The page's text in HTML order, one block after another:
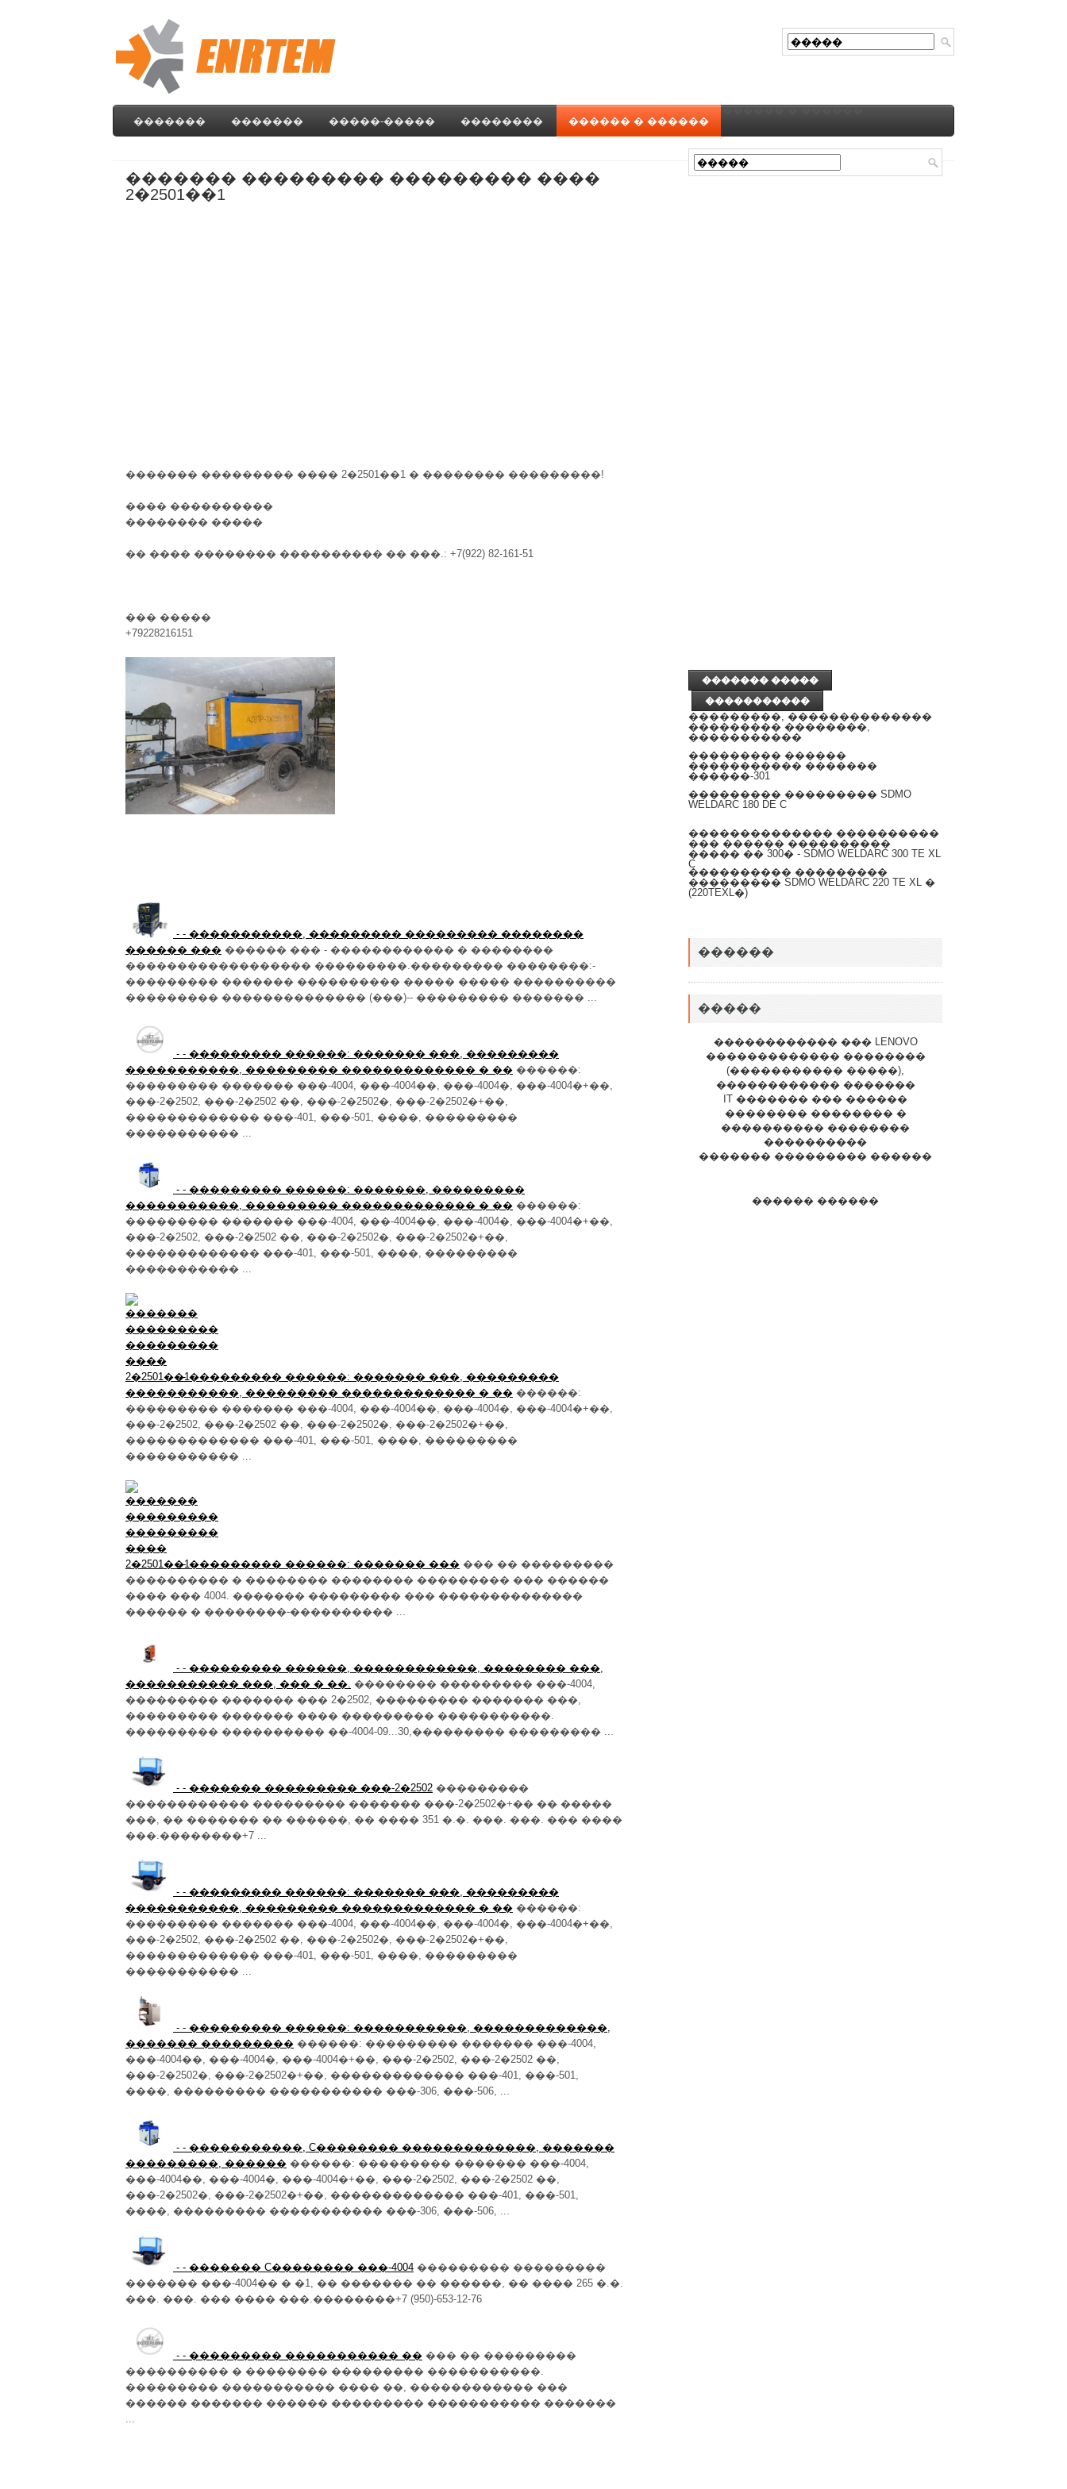
������� ������� �����-����� �������� ������ � ������
������ � ������
������� ��������� ��������� ����
2�2501��1
������� ��������� ���� 2�2501��1 � �������� ���������!
���� ����������
�������� �����
�� ���� �������� ���������� �� ���.: +7(922) 82-161-51
��� �����
+79228216151
- - �����������, ��������� ��������� ��������
������ ��� ������ ��� - ������������ � ��������
������������������ ���������.��������� ��������:-
��������� ������� ���������� ����� ����� ����������
��������� �������������� (���)-- ��������� ������� ...
- - ��������� ������: ������� ���, ���������
�����������, ��������� ������������� � �� ������:
��������� ������� ���-4004, ���-4004��, ���-4004�, ���-4004�+��,
���-2�2502, ���-2�2502 ��, ���-2�2502�, ���-2�2502�+��,
������������� ���-401, ���-501, ����, ���������
����������� ...
- - ��������� ������: �������, ���������
�����������, ��������� ������������� � �� ������:
��������� ������� ���-4004, ���-4004��, ���-4004�, ���-4004�+��,
���-2�2502, ���-2�2502 ��, ���-2�2502�, ���-2�2502�+��,
������������� ���-401, ���-501, ����, ���������
����������� ...
- - ��������� ������: ������� ���, ���������
�����������, ��������� ������������� � �� ������:
��������� ������� ���-4004, ���-4004��, ���-4004�, ���-4004�+��,
���-2�2502, ���-2�2502 ��, ���-2�2502�, ���-2�2502�+��,
������������� ���-401, ���-501, ����, ���������
����������� ...
- - ��������� ������: ������� ��� ��� �� ���������
���������� � �������� �������� ��������� ��� ������
���� ��� 4004. ������� ��������� ��� ��������������
������ � ��������-���������� ...
- - ��������� ������, ������������, �������� ���,
����������� ���, ��� � ��. �������� ��������� ���-4004,
��������� ������� ��� 2�2502, ��������� ������� ���,
��������� ������� ���� ��������� �����������.
��������� ���������� ��-4004-09...30,��������� ��������� ...
- - ������� ��������� ���-2�2502 ���������
������������ ��������� ������� ���-2�2502�+�� �� �����
���, �� ������� �� ������, �� ���� 351 �.�. ���. ���. ��� ����
���.��������+7 ...
- - ��������� ������: ������� ���, ���������
�����������, ��������� ������������� � �� ������:
��������� ������� ���-4004, ���-4004��, ���-4004�, ���-4004�+��,
���-2�2502, ���-2�2502 ��, ���-2�2502�, ���-2�2502�+��,
������������� ���-401, ���-501, ����, ���������
����������� ...
- - ��������� ������: �����������, �������������,
������� ��������� ������: ��������� ������� ���-4004,
���-4004��, ���-4004�, ���-4004�+��, ���-2�2502, ���-2�2502 ��,
���-2�2502�, ���-2�2502�+��, ������������� ���-401, ���-501,
����, ��������� ����������� ���-306, ���-506, ...
- - �����������, C�������� �������������, �������
���������, ������ ������: ��������� ������� ���-4004,
���-4004��, ���-4004�, ���-4004�+��, ���-2�2502, ���-2�2502 ��,
���-2�2502�, ���-2�2502�+��, ������������� ���-401, ���-501,
����, ��������� ����������� ���-306, ���-506, ...
- - ������� C�������� ���-4004 ��������� ���������
������� ���-4004�� � �1, �� ������� �� ������, �� ���� 265 �.�.
���. ���. ��� ���� ���.��������+7 (950)-653-12-76
- - ��������� ����������� �� ��� �� ���������
���������� � �������� ��������� �����������.
��������� ����������� ���� ��, ������������ ���
������ ������� ������ ��������� ����������� �������
...
������� �����
�����������
���������, ��������������
��������� ��������,
�����������
��������� ������
����������� �������
������-301
��������� ��������� SDMO
WELDARC 180 DE C
�������������� ����������
��� ������ ����������
����� �� 300� - SDMO WELDARC 300 TE XL
C
���������� ���������
��������� SDMO WELDARC 220 TE XL �
(220TEXL�)
������
�����
������������ ��� LENOVO
������������� ��������
(����������� �����),
������������ �������
IT ������� ��� ������
�������� �������� �
���������� ��������
����������
������� ��������� ������
������ ������